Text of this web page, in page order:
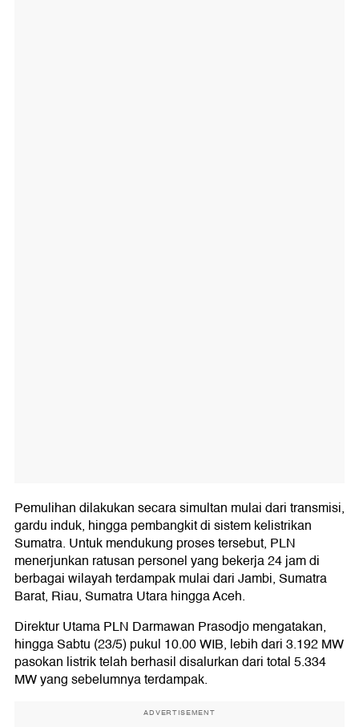
Pemulihan dilakukan secara simultan mulai dari transmisi,
gardu induk, hingga pembangkit di sistem kelistrikan
Sumatra. Untuk mendukung proses tersebut, PLN
menerjunkan ratusan personel yang bekerja 24 jam di
berbagai wilayah terdampak mulai dari Jambi, Sumatra
Barat, Riau, Sumatra Utara hingga Aceh.
Direktur Utama PLN Darmawan Prasodjo mengatakan,
hingga Sabtu (23/5) pukul 10.00 WIB, lebih dari 3.192 MW
pasokan listrik telah berhasil disalurkan dari total 5.334
MW yang sebelumnya terdampak.
ADVERTISEMENT